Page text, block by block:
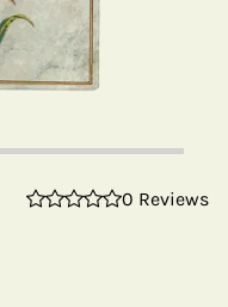
0 Reviews